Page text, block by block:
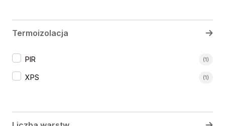
Termoizolacja
Termoizolacja
PIR (1)
XPS (1)